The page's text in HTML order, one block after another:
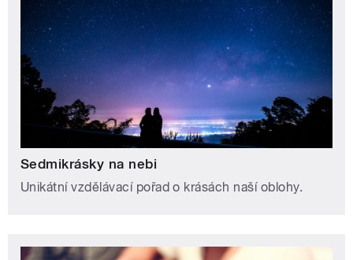
Sedmikrásky na nebi
Unikátní vzdělávací pořad o krásách naší oblohy.